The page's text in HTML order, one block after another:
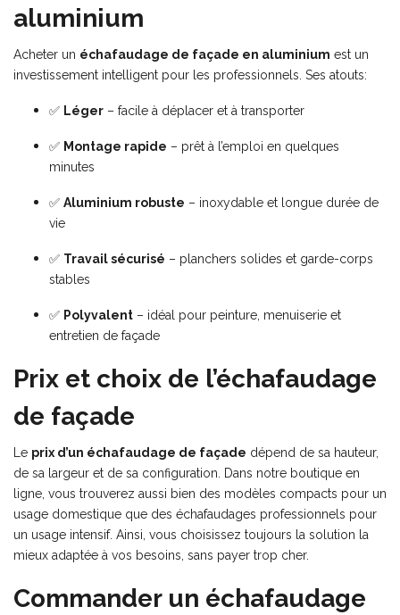
aluminium
Acheter un échafaudage de façade en aluminium est un
investissement intelligent pour les professionnels. Ses atouts:
✅ Léger – facile à déplacer et à transporter
✅ Montage rapide – prêt à l’emploi en quelques
minutes
✅ Aluminium robuste – inoxydable et longue durée de
vie
✅ Travail sécurisé – planchers solides et garde-corps
stables
✅ Polyvalent – idéal pour peinture, menuiserie et
entretien de façade
Prix et choix de l’échafaudage
de façade
Le prix d’un échafaudage de façade dépend de sa hauteur,
de sa largeur et de sa configuration. Dans notre boutique en
ligne, vous trouverez aussi bien des modèles compacts pour un
usage domestique que des échafaudages professionnels pour
un usage intensif. Ainsi, vous choisissez toujours la solution la
mieux adaptée à vos besoins, sans payer trop cher.
Commander un échafaudage